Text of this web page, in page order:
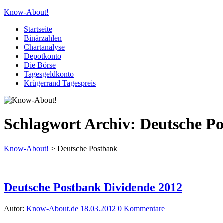
Know-About!
Startseite
Binärzahlen
Chartanalyse
Depotkonto
Die Börse
Tagesgeldkonto
Krügerrand Tagespreis
Schlagwort Archiv: Deutsche
Know-About! > Deutsche Postbank
Deutsche Postbank Dividende 2012
Autor: Know-About.de 18.03.2012 0 Kommentare